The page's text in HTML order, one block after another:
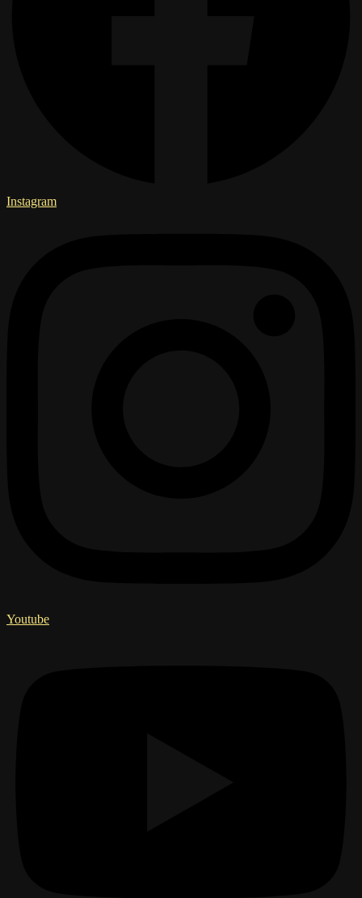
Instagram
Youtube